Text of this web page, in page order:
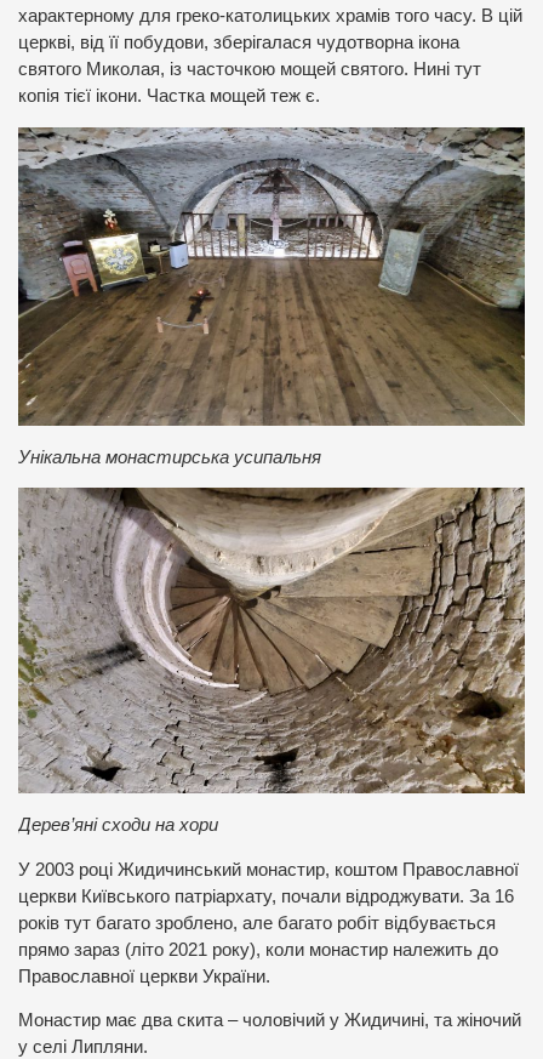
характерному для греко-католицьких храмів того часу. В цій
церкві, від її побудови, зберігалася чудотворна ікона
святого Миколая, із часточкою мощей святого. Нині тут
копія тієї ікони. Частка мощей теж є.
Унікальна монастирська усипальня
Дерев’яні сходи на хори
У 2003 році Жидичинський монастир, коштом Православної
церкви Київського патріархату, почали відроджувати. За 16
років тут багато зроблено, але багато робіт відбувається
прямо зараз (літо 2021 року), коли монастир належить до
Православної церкви України.
Монастир має два скита – чоловічий у Жидичині, та жіночий
у селі Липляни.